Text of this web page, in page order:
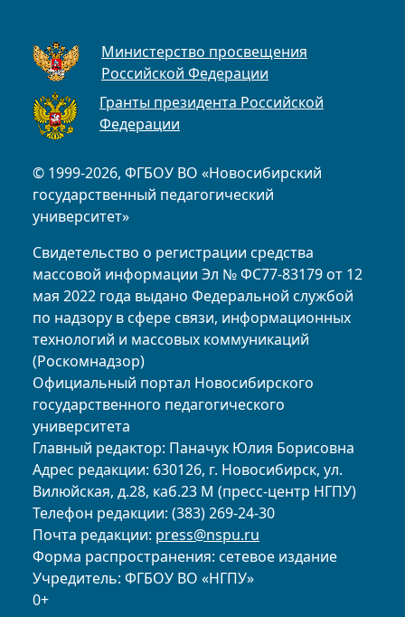
© 1999-2026, ФГБОУ ВО «Новосибирский
государственный педагогический
университет»
Свидетельство о регистрации средства
массовой информации Эл № ФС77-83179 от 12
мая 2022 года выдано Федеральной службой
по надзору в сфере связи, информационных
технологий и массовых коммуникаций
(Роскомнадзор)
Официальный портал Новосибирского
государственного педагогического
университета
Главный редактор: Паначук Юлия Борисовна
Адрес редакции: 630126, г. Новосибирск, ул.
Вилюйская, д.28, каб.23 М (пресс-центр НГПУ)
Телефон редакции: (383) 269-24-30
Почта редакции: press@nspu.ru
Форма распространения: сетевое издание
Учредитель: ФГБОУ ВО «НГПУ»
0+
Министерство просвещения
Российской Федерации
Гранты президента Российской
Федерации